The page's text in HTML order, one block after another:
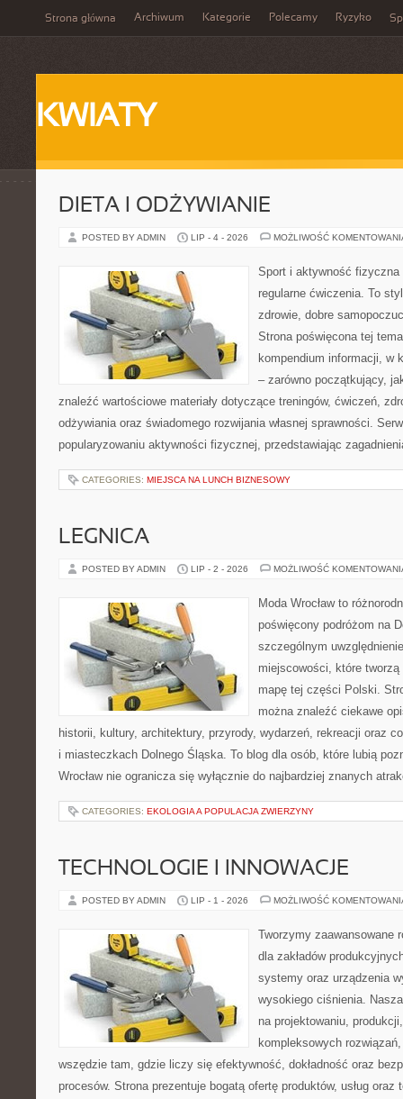
Strona główna Archiwum Kategorie Polecamy Ryzyko
KWIATY
DIETA I ODŻYWIANIE
POSTED BY ADMIN LIP - 4 - 2026 MOŻLIWOŚĆ
Sport i aktywność
regularne ćwiczenia. To
zdrowie, dobre
Strona poświęcona tej
kompendium informacji, w
– zarówno początkujący,
znaleźć wartościowe materiały dotyczące treningów, ćwiczeń,
odżywiania oraz świadomego rozwijania własnej sprawności.
popularyzowaniu aktywności fizycznej, przedstawiając
CATEGORIES: MIEJSCA NA LUNCH BIZNESOWY
LEGNICA
POSTED BY ADMIN LIP - 2 - 2026 MOŻLIWOŚĆ
Moda Wrocław to
poświęcony podróżom na
szczególnym
miejscowości, które
mapę tej części Polski.
można znaleźć ciekawe
historii, kultury, architektury, przyrody, wydarzeń, rekreacji oraz
i miasteczkach Dolnego Śląska. To blog dla osób, które lubią
Wrocław nie ogranicza się wyłącznie do najbardziej znanych
CATEGORIES: EKOLOGIA A POPULACJA ZWIERZYNY
TECHNOLOGIE I INNOWACJE
POSTED BY ADMIN LIP - 1 - 2026 MOŻLIWOŚĆ
Tworzymy zaawansowane
dla zakładów
systemy oraz urządzenia
wysokiego ciśnienia.
na projektowaniu,
kompleksowych
wszędzie tam, gdzie liczy się efektywność, dokładność oraz
procesów. Strona prezentuje bogatą ofertę produktów, usług oraz